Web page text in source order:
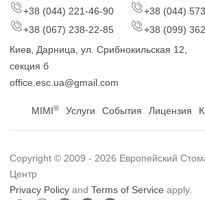
+38 (044) 221-46-90
+38 (044)
+38 (067) 238-22-85
+38 (099)
Киев, Дарница, ул. Срибнокильская 12,
секция б
office.esc.ua@gmail.com
MIMI® Услуги События Лицензия
Copyright © 2009 - 2026 Европейский
Центр
Privacy Policy andTerms of Service apply.